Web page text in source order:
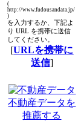
(
http://www.fudousandata.jp/
)
を入力するか、下記よ
り URL を携帯に送信
してください。
[URLを携帯に
送信]
不動産データを
推薦する